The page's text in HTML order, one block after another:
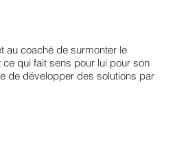
au coaché de surmonter le
qui fait sens pour lui pour son
de développer des solutions par